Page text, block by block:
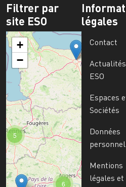
Filtrer par
site ESO
6
5
+
−
légales
Contact
Actualités
ESO
Espaces
Sociétés
Données
Mentions
légales et